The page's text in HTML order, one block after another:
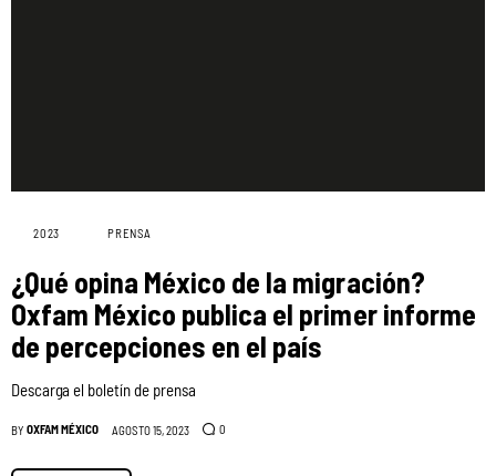
2023 PRENSA
¿Qué opina México de la migración?
Oxfam México publica el primer informe
de percepciones en el país
Descarga el boletín de prensa
BY OXFAM MÉXICO AGOSTO 15, 2023 0